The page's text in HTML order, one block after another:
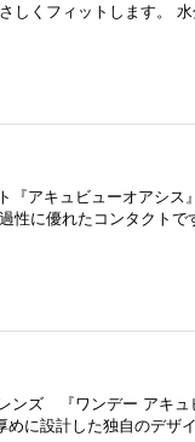
しくフィットします。
『アキュビューオアシス
性に優れたコンタクトで
ンズ 『ワンデー アキュ
に設計した独自のデザ